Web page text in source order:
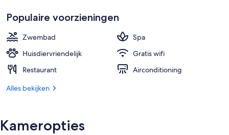
Een seizoensgebonden
Populaire voorzieningen
Zwembad
Spa
Huisdiervriendelijk
Gratis wifi
Restaurant
Airconditioning
Alles bekijken
Kameropties